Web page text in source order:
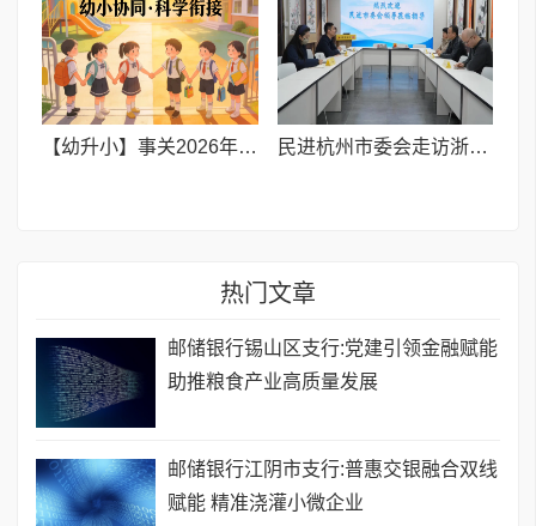
【幼升小】事关2026年3月积分落户,你一定要知晓 民进杭州市委会走访浙融媒中心 共探“媒体+教育+文化”融合发展新路径
热门文章
邮储银行锡山区支行:党建引领金融赋能
助推粮食产业高质量发展
邮储银行江阴市支行:普惠交银融合双线
赋能 精准浇灌小微企业